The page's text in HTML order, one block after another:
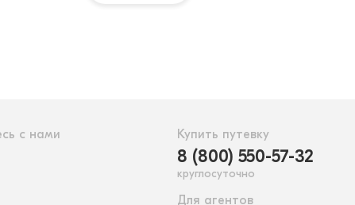
с нами Купить путевку
8 (800) 550-57-32
круглосуточно
Для агентов